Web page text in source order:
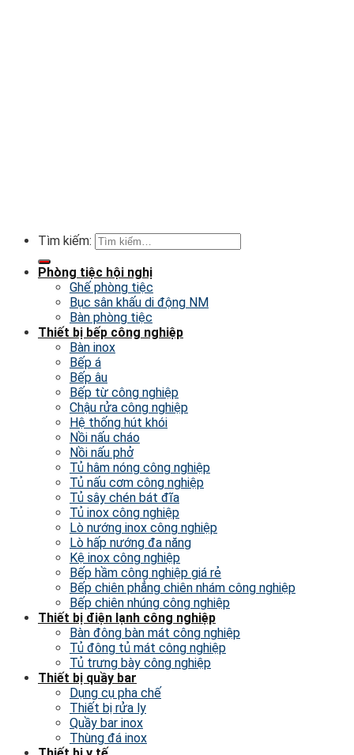
Tìm kiếm:
Phòng tiệc hội nghị
Ghế phòng tiệc
Bục sân khấu di động NM
Bàn phòng tiệc
Thiết bị bếp công nghiệp
Bàn inox
Bếp á
Bếp âu
Bếp từ công nghiệp
Chậu rửa công nghiệp
Hệ thống hút khói
Nồi nấu cháo
Nồi nấu phở
Tủ hâm nóng công nghiệp
Tủ nấu cơm công nghiệp
Tủ sây chén bát đĩa
Tủ inox công nghiệp
Lò nướng inox công nghiệp
Lò hấp nướng đa năng
Kệ inox công nghiệp
Bếp hầm công nghiệp giá rẻ
Bếp chiên phẳng chiên nhám công nghiệp
Bếp chiên nhúng công nghiệp
Thiết bị điện lạnh công nghiệp
Bàn đông bàn mát công nghiệp
Tủ đông tủ mát công nghiệp
Tủ trưng bày công nghiệp
Thiết bị quầy bar
Dụng cụ pha chế
Thiết bị rửa ly
Quầy bar inox
Thùng đá inox